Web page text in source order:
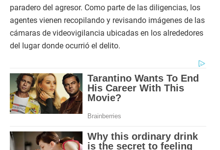
paradero del agresor. Como parte de las diligencias, los
agentes vienen recopilando y revisando imágenes de las
cámaras de videovigilancia ubicadas en los alrededores
del lugar donde ocurrió el delito.